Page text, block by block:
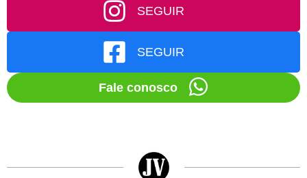
SEGUIR
SEGUIR
Fale conosco